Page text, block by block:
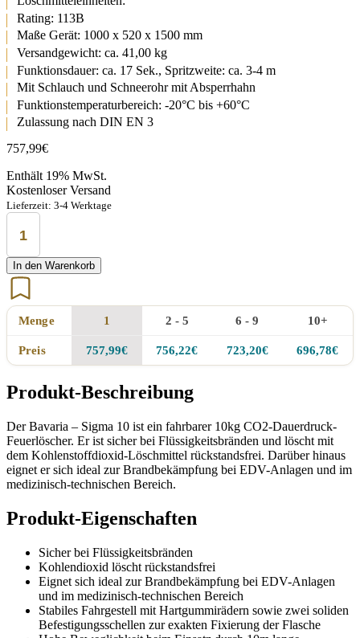
Rating: 113B
Maße Gerät: 1000 x 520 x 1500 mm
Versandgewicht: ca. 41,00 kg
Funktionsdauer: ca. 17 Sek., Spritzweite: ca. 3-4 m
Mit Schlauch und Schneerohr mit Absperrhahn
Funktionstemperaturbereich: -20°C bis +60°C
Zulassung nach DIN EN 3
757,99€
Enthält 19% MwSt.
Kostenloser Versand
Lieferzeit: 3-4 Werktage
In den Warenkorb
Menge
Preis
1
757,99€
2 - 5
756,22€
6 - 9
723,20€
10+
696,78€
Produkt-Beschreibung
Der Bavaria – Sigma 10 ist ein fahrbarer 10kg CO2-Dauerdruck-
Feuerlöscher. Er ist sicher bei Flüssigkeitsbränden und löscht mit
dem Kohlenstoffdioxid-Löschmittel rückstandsfrei. Darüber hinaus
eignet er sich ideal zur Brandbekämpfung bei EDV-Anlagen und im
medizinisch-technischen Bereich.
Produkt-Eigenschaften
Sicher bei Flüssigkeitsbränden
Kohlendioxid löscht rückstandsfrei
Eignet sich ideal zur Brandbekämpfung bei EDV-Anlagen
und im medizinisch-technischen Bereich
Stabiles Fahrgestell mit Hartgummirädern sowie zwei soliden
Befestigungsschellen zur exakten Fixierung der Flasche